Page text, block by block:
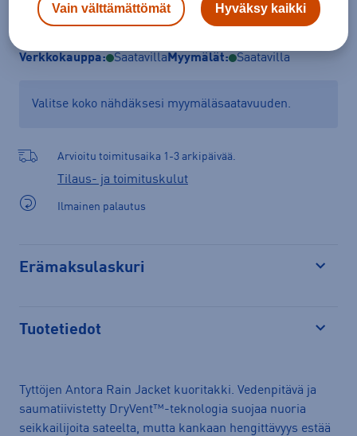
Tarkista saatavuus ja tilaa myymälästä
Verkkokauppa: Saatavilla Myymälät: Saatavilla
Valitse koko nähdäksesi myymäläsaatavuuden.
Arvioitu toimitusaika 1-3 arkipäivää.
Tilaus- ja toimituskulut
Ilmainen palautus
Erämaksulaskuri
Tuotetiedot
Tyttöjen Antora Rain Jacket kuoritakki. Vedenpitävä ja
saumatiivistetty DryVent™-teknologia suojaa nuoria
seikkailijoita sateelta, mutta kankaan hengittävyys estää
Vain välttämättömät Hyväksy kaikki